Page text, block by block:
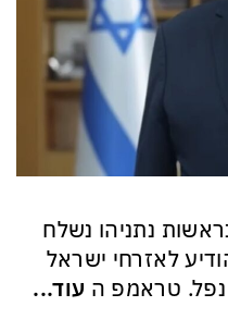
נתניהו נשלח
לאזרחי ישראל
נפל. טראמפ ה עוד...